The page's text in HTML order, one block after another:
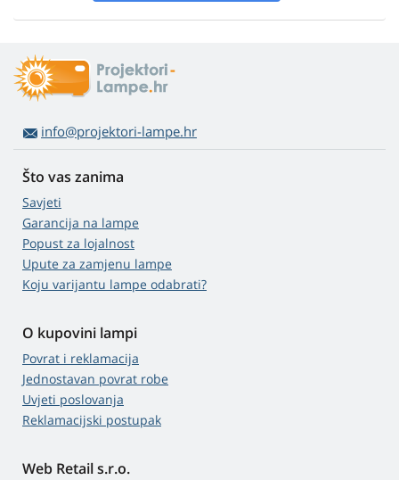
info@projektori-lampe.hr
Što vas zanima
Savjeti
Garancija na lampe
Popust za lojalnost
Upute za zamjenu lampe
Koju varijantu lampe odabrati?
O kupovini lampi
Povrat i reklamacija
Jednostavan povrat robe
Uvjeti poslovanja
Reklamacijski postupak
Web Retail s.r.o.